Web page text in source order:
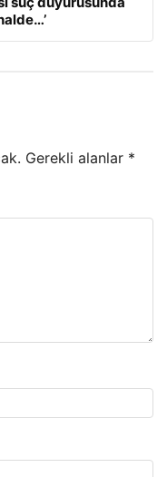
Gerekli alanlar *